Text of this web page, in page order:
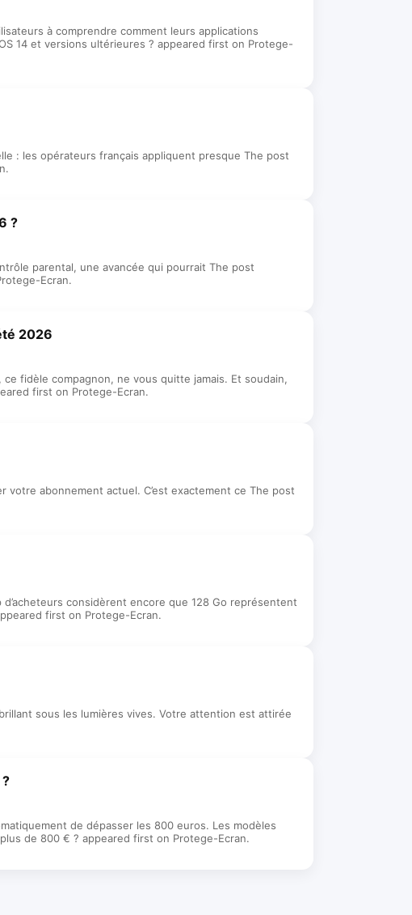
à comprendre comment leurs applications
14 et versions ultérieures ? appeared first on Protege-
: les opérateurs français appliquent presque The post
?
parental, une avancée qui pourrait The post
Ecran.
2026
fidèle compagnon, ne vous quitte jamais. Et soudain,
first on Protege-Ecran.
abonnement actuel. C’est exactement ce The post
considèrent encore que 128 Go représentent
first on Protege-Ecran.
sous les lumières vives. Votre attention est attirée
de dépasser les 800 euros. Les modèles
de 800 € ? appeared first on Protege-Ecran.